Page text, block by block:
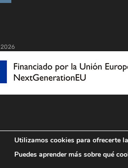
2026
Utilizamos cookies para ofrecerte
Puedes aprender más sobre qué